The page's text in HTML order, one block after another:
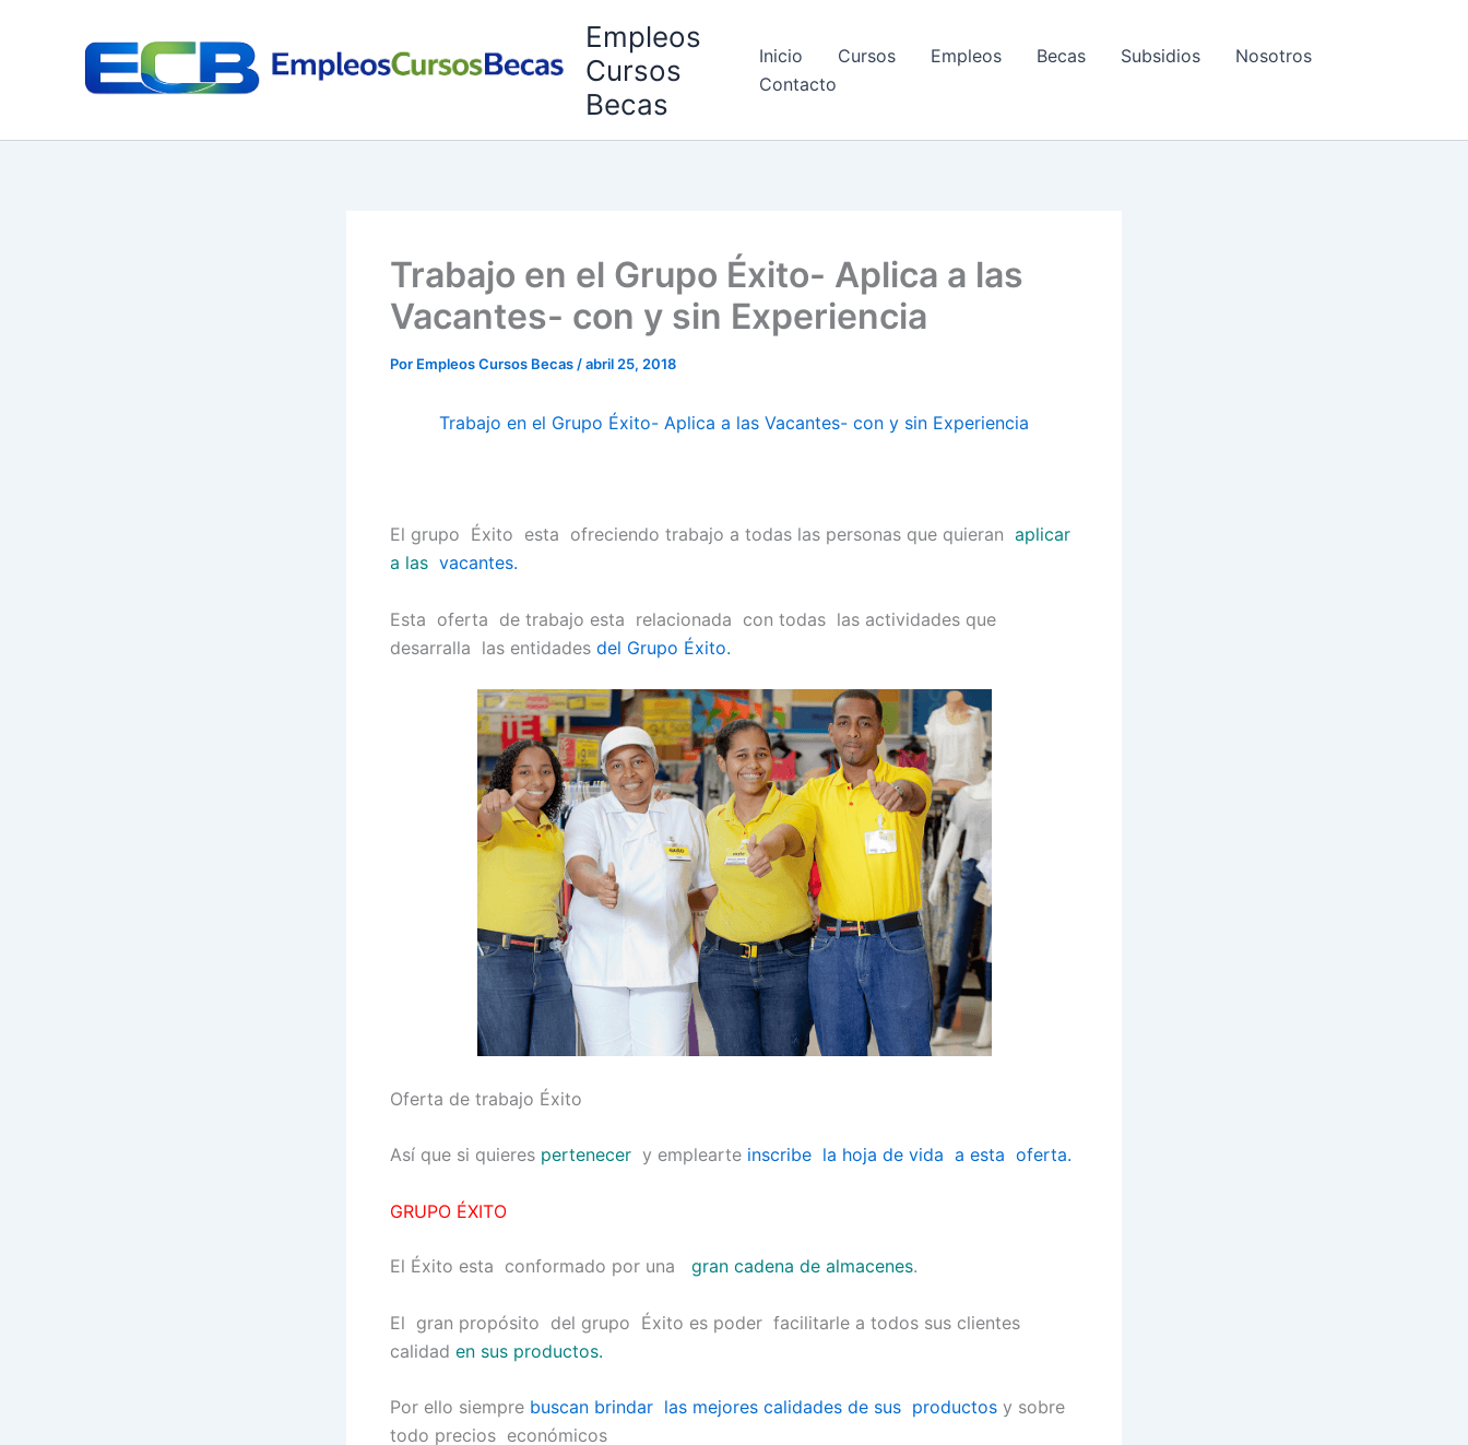
Empleos
Cursos
Becas
Inicio Cursos Empleos Becas Subsidios
Nosotros
Contacto
Trabajo en el Grupo Éxito- Aplica a las
Vacantes- con y sin Experiencia
Por Empleos Cursos Becas/abril 25, 2018
Trabajo en el Grupo Éxito- Aplica a las Vacantes- con y sin Experiencia
El grupo Éxito esta ofreciendo trabajo a todas las personas que quieran aplicar
a las vacantes.
Esta oferta de trabajo esta relacionada con todas las actividades que
desarralla las entidades del Grupo Éxito.
Oferta de trabajo Éxito
Así que si quieres pertenecer y emplearte inscribe la hoja de vida a esta oferta.
GRUPO ÉXITO
El Éxito esta conformado por una gran cadena de almacenes.
El gran propósito del grupo Éxito es poder facilitarle a todos sus clientes
calidad en sus productos.
Por ello siempre buscan brindar las mejores calidades de sus productos y sobre
todo precios económicos